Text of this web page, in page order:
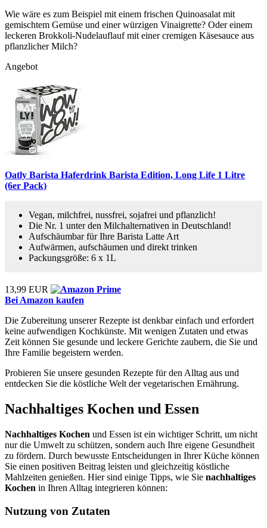
Wie wäre es zum Beispiel mit einem frischen Quinoasalat mit
gemischtem Gemüse und einer würzigen Vinaigrette? Oder einem
leckeren Brokkoli-Nudelauflauf mit einer cremigen Käsesauce aus
pflanzlicher Milch?
Angebot
Oatly Barista Haferdrink Barista Edition, Long Life 1 Litre
(6er Pack)
Vegan, milchfrei, nussfrei, sojafrei und pflanzlich!
Die Nr. 1 unter den Milchalternativen in Deutschland!
Aufschäumbar für Ihre Barista Latte Art
Aufwärmen, aufschäumen und direkt trinken
Packungsgröße: 6 x 1L
13,99 EUR
Bei Amazon kaufen
Die Zubereitung unserer Rezepte ist denkbar einfach und erfordert
keine aufwendigen Kochkünste. Mit wenigen Zutaten und etwas
Zeit können Sie gesunde und leckere Gerichte zaubern, die Sie und
Ihre Familie begeistern werden.
Probieren Sie unsere gesunden Rezepte für den Alltag aus und
entdecken Sie die köstliche Welt der vegetarischen Ernährung.
Nachhaltiges Kochen und Essen
Nachhaltiges Kochen und Essen ist ein wichtiger Schritt, um nicht
nur die Umwelt zu schützen, sondern auch Ihre eigene Gesundheit
zu fördern. Durch bewusste Entscheidungen in Ihrer Küche können
Sie einen positiven Beitrag leisten und gleichzeitig köstliche
Mahlzeiten genießen. Hier sind einige Tipps, wie Sie nachhaltiges
Kochen in Ihren Alltag integrieren können:
Nutzung von Zutaten